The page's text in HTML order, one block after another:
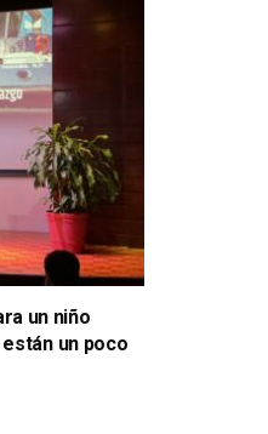
un niño
un poco